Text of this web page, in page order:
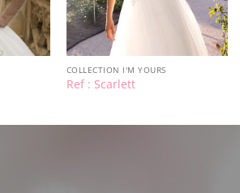
COLLECTION I'M YOURS
Ref : Scarlett